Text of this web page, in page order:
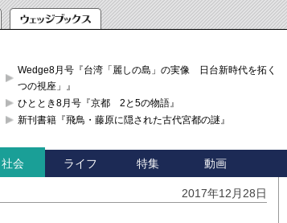
Wedge8月号『台湾「麗しの島」の実像 日台新時代を拓く「3
つの視座」』
ひととき8月号『京都 2と5の物語』
新刊書籍『飛鳥・藤原に隠された古代宮都の謎』
社会 ライフ 特集 動画
2017年12月28日